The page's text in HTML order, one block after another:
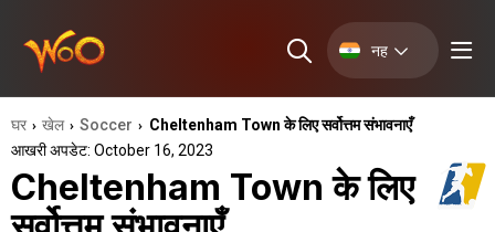
नह
घर › खेल › Soccer › Cheltenham Town के लिए सर्वोत्तम संभावनाएँ
आखरी अपडेट: October 16, 2023
Cheltenham Town के लिए